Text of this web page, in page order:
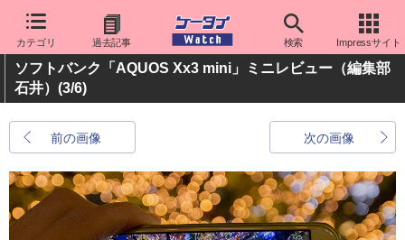
カテゴリ 過去記事 検索 Impressサイト
ソフトバンク「AQUOS Xx3 mini」ミニレビュー（編集部
石井） (3/6)
前の画像 次の画像